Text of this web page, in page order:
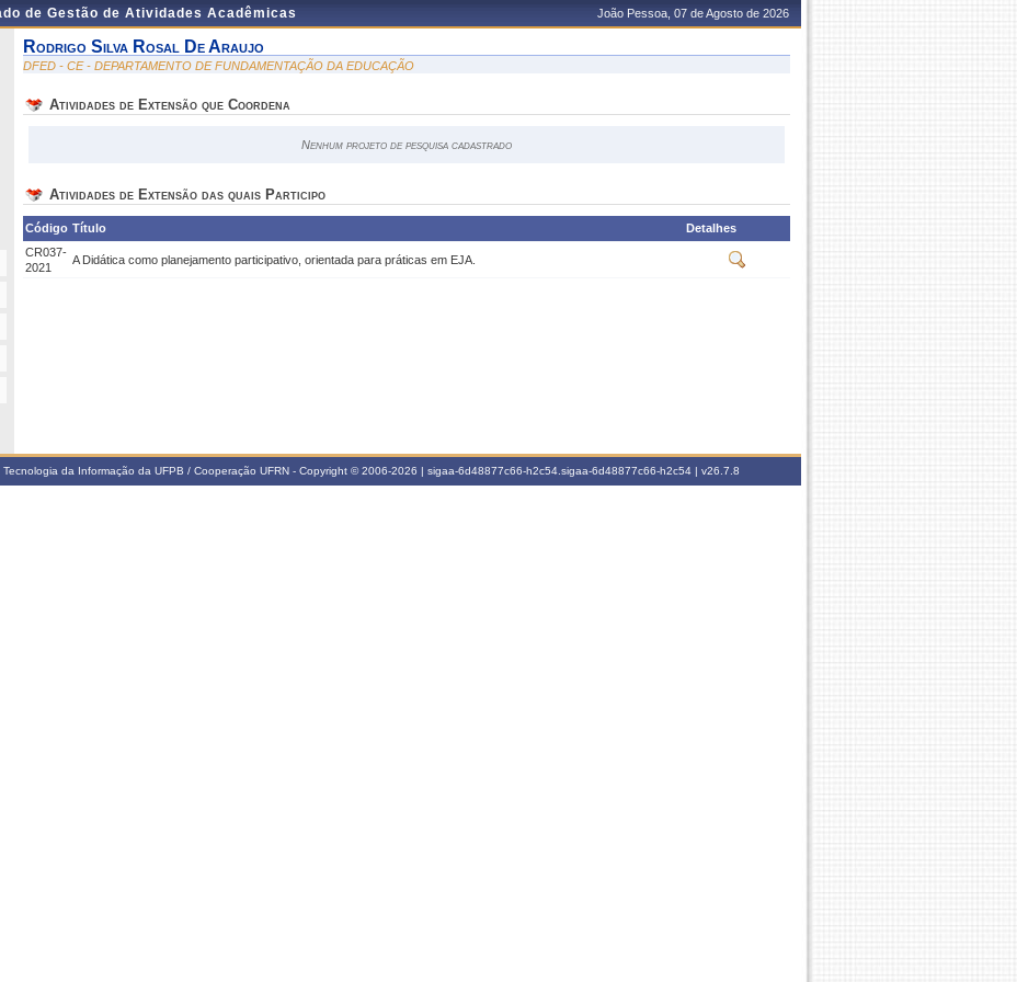
de Gestão de Atividades Acadêmicas João Pessoa, 07 de Agosto de 2026
Rodrigo Silva Rosal De Araujo
DFED - CE - DEPARTAMENTO DE FUNDAMENTAÇÃO DA EDUCAÇÃO
Atividades de Extensão que Coordena
Nenhum projeto de pesquisa cadastrado
Atividades de Extensão das quais Participo
Código Título
Detalhes
CR037-
2021
A Didática como planejamento participativo, orientada para práticas em EJA.
da Informação da UFPB / Cooperação UFRN - Copyright © 2006-2026 | sigaa-6d48877c66-h2c54.sigaa-6d48877c66-h2c54 | v26.7.8